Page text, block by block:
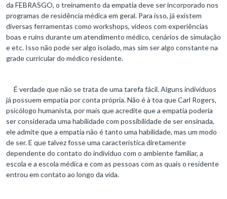
da FEBRASGO, o treinamento da empatia deve ser incorporado nos
programas de residência médica em geral. Para isso, já existem
diversas ferramentas como workshops, vídeos com experiências
boas e ruins durante um atendimento médico, cenários de simulação
e etc. Isso não pode ser algo isolado, mas sim ser algo constante na
grade curricular do médico residente.
É verdade que não se trata de uma tarefa fácil. Alguns indivíduos
já possuem empatia por conta própria. Não é à toa que Carl Rogers,
psicólogo humanista, por mais que acredite que a empatia poderia
ser considerada uma habilidade com possibilidade de ser ensinada,
ele admite que a empatia não é tanto uma habilidade, mas um modo
de ser. E que talvez fosse uma característica diretamente
dependente do contato do indivíduo com o ambiente familiar, a
escola e a escola médica e com as pessoas com as quais o residente
entrou em contato ao longo da vida.